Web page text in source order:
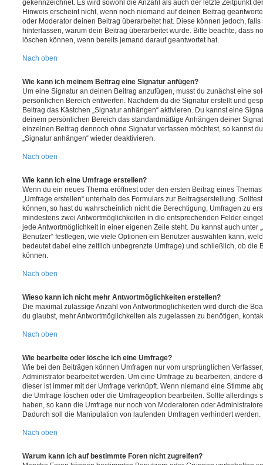
gekennzeichnet. Es wird sowohl die Anzahl als auch der letzte Zeitpunkt
Hinweis erscheint nicht, wenn noch niemand auf deinen Beitrag
oder Moderator deinen Beitrag überarbeitet hat. Diese können jedoch,
hinterlassen, warum dein Beitrag überarbeitet wurde. Bitte beachte, dass
löschen können, wenn bereits jemand darauf geantwortet hat.
Nach oben
Wie kann ich meinem Beitrag eine Signatur anfügen?
Um eine Signatur an deinen Beitrag anzufügen, musst du zunächst eine
persönlichen Bereich entwerfen. Nachdem du die Signatur erstellt und
Beitrag das Kästchen „Signatur anhängen“ aktivieren. Du kannst eine
deinem persönlichen Bereich das standardmäßige Anhängen deiner
einzelnen Beitrag dennoch ohne Signatur verfassen möchtest, so kannst
„Signatur anhängen“ wieder deaktivieren.
Nach oben
Wie kann ich eine Umfrage erstellen?
Wenn du ein neues Thema eröffnest oder den ersten Beitrag eines
„Umfrage erstellen“ unterhalb des Formulars zur Beitragserstellung.
können, so hast du wahrscheinlich nicht die Berechtigung, Umfragen zu
mindestens zwei Antwortmöglichkeiten in die entsprechenden Felder
jede Antwortmöglichkeit in einer eigenen Zeile steht. Du kannst auch unter
Benutzer“ festlegen, wie viele Optionen ein Benutzer auswählen kann,
bedeutet dabei eine zeitlich unbegrenzte Umfrage) und schließlich, ob die
können.
Nach oben
Wieso kann ich nicht mehr Antwortmöglichkeiten erstellen?
Die maximal zulässige Anzahl von Antwortmöglichkeiten wird durch die
du glaubst, mehr Antwortmöglichkeiten als zugelassen zu benötigen,
Nach oben
Wie bearbeite oder lösche ich eine Umfrage?
Wie bei den Beiträgen können Umfragen nur vom ursprünglichen
Administrator bearbeitet werden. Um eine Umfrage zu bearbeiten, ändere
dieser ist immer mit der Umfrage verknüpft. Wenn niemand eine Stimme
die Umfrage löschen oder die Umfrageoption bearbeiten. Sollte allerdings
haben, so kann die Umfrage nur noch von Moderatoren oder
Dadurch soll die Manipulation von laufenden Umfragen verhindert werden.
Nach oben
Warum kann ich auf bestimmte Foren nicht zugreifen?